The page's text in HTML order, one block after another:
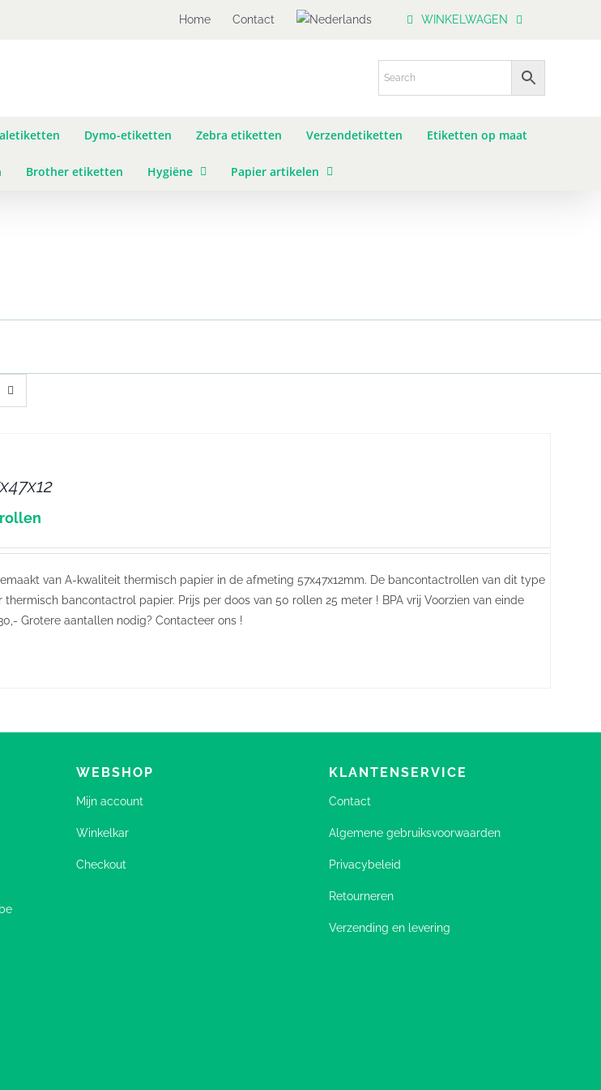
Home Contact WINKELWAGEN
Dymo-etiketten Zebra etiketten Verzendetiketten Etiketten op maat
Brother etiketten Hygiëne Papier artikelen
van A-kwaliteit thermisch papier in de afmeting 57x47x12mm. De bancontactrollen van dit type
bancontactrol papier. Prijs per doos van 50 rollen 25 meter ! BPA vrij Voorzien van einde
Grotere aantallen nodig? Contacteer ons !
WEBSHOP
Mijn account
Winkelkar
Checkout
KLANTENSERVICE
Contact
Algemene gebruiksvoorwaarden
Privacybeleid
Retourneren
Verzending en levering